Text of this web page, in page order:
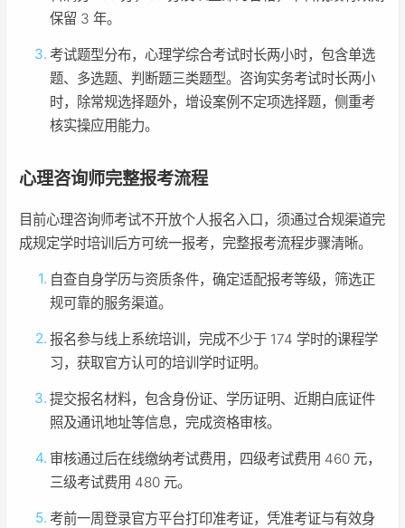
保留 3 年。
考试题型分布，心理学综合考试时长两小时，包含单选
题、多选题、判断题三类题型。咨询实务考试时长两小
时，除常规选择题外，增设案例不定项选择题，侧重考
核实操应用能力。
心理咨询师完整报考流程
目前心理咨询师考试不开放个人报名入口，须通过合规渠道完
成规定学时培训后方可统一报考，完整报考流程步骤清晰。
自查自身学历与资质条件，确定适配报考等级，筛选正
规可靠的服务渠道。
报名参与线上系统培训，完成不少于 174 学时的课程学
习，获取官方认可的培训学时证明。
提交报名材料，包含身份证、学历证明、近期白底证件
照及通讯地址等信息，完成资格审核。
审核通过后在线缴纳考试费用，四级考试费用 460 元，
三级考试费用 480 元。
考前一周登录官方平台打印准考证，凭准考证与有效身